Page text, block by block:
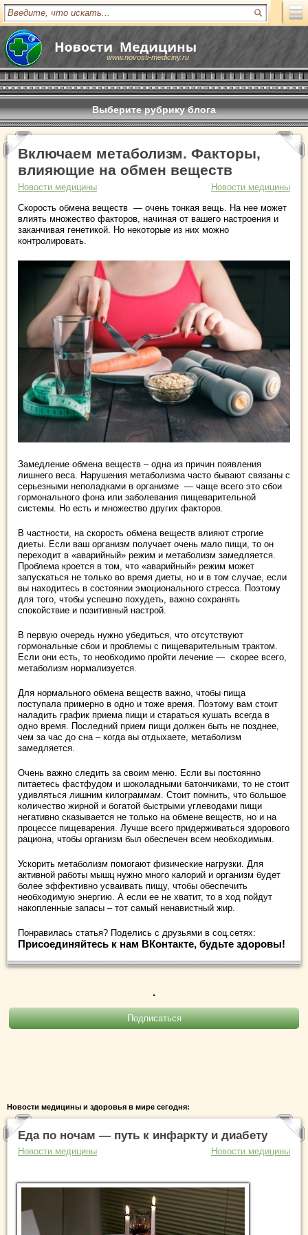
www.novosti-mediciny.ru
Выберите рубрику блога
Включаем метаболизм. Факторы,
влияющие на обмен веществ
Новости медицины
Новости медицины
Скорость обмена веществ — очень тонкая вещь. На нее может
влиять множество факторов, начиная от вашего настроения и
заканчивая генетикой. Но некоторые из них можно
контролировать.
Замедление обмена веществ – одна из причин появления
лишнего веса. Нарушения метаболизма часто бывают связаны с
серьезными неполадками в организме — чаще всего это сбои
гормонального фона или заболевания пищеварительной
системы. Но есть и множество других факторов.
В частности, на скорость обмена веществ влияют строгие
диеты. Если ваш организм получает очень мало пищи, то он
переходит в «аварийный» режим и метаболизм замедляется.
Проблема кроется в том, что «аварийный» режим может
запускаться не только во время диеты, но и в том случае, если
вы находитесь в состоянии эмоционального стресса. Поэтому
для того, чтобы успешно похудеть, важно сохранять
спокойствие и позитивный настрой.
В первую очередь нужно убедиться, что отсутствуют
гормональные сбои и проблемы с пищеварительным трактом.
Если они есть, то необходимо пройти лечение — скорее всего,
метаболизм нормализуется.
Для нормального обмена веществ важно, чтобы пища
поступала примерно в одно и тоже время. Поэтому вам стоит
наладить график приема пищи и стараться кушать всегда в
одно время. Последний прием пищи должен быть не позднее,
чем за час до сна – когда вы отдыхаете, метаболизм
замедляется.
Очень важно следить за своим меню. Если вы постоянно
питаетесь фастфудом и шоколадными батончиками, то не стоит
удивляться лишним килограммам. Стоит помнить, что большое
количество жирной и богатой быстрыми углеводами пищи
негативно сказывается не только на обмене веществ, но и на
процессе пищеварения. Лучше всего придерживаться здорового
рациона, чтобы организм был обеспечен всем необходимым.
Ускорить метаболизм помогают физические нагрузки. Для
активной работы мышц нужно много калорий и организм будет
более эффективно усваивать пищу, чтобы обеспечить
необходимую энергию. А если ее не хватит, то в ход пойдут
накопленные запасы – тот самый ненавистный жир.
Понравилась статья? Поделись с друзьями в соц.сетях:
Присоединяйтесь к нам ВКонтакте, будьте здоровы!
.
Новости медицины и здоровья в мире сегодня:
Еда по ночам — путь к инфаркту и диабету
Новости медицины Новости медицины